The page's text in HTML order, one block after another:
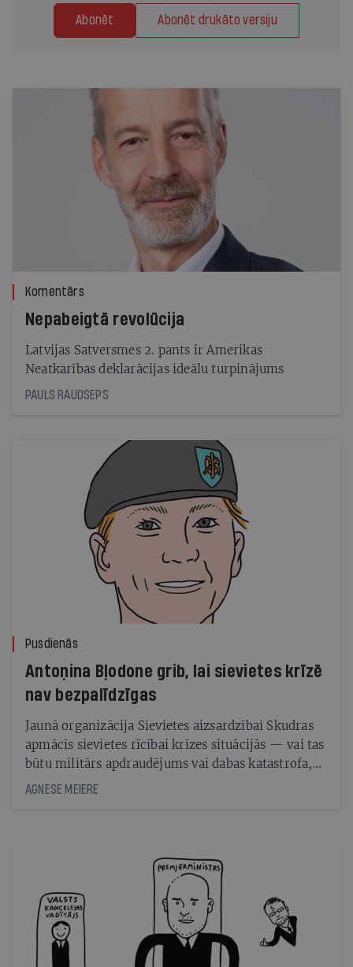
Abonēt Abonēt drukāto versiju
Komentārs
Nepabeigtā revolūcija
Latvijas Satversmes 2. pants ir Amerikas
Neatkarības deklarācijas ideālu turpinājums
PAULS RAUDSEPS
Pusdienās
Antoņina Bļodone grib, lai sievietes krīzē
nav bezpalīdzīgas
Jaunā organizācija Sievietes aizsardzībai Skudras
apmācīs sievietes rīcībai krīzes situācijās — vai tas
būtu militārs apdraudējums vai dabas katastrofa,
stāsta pulkvede Antoņina Bļodone
AGNESE MEIERE